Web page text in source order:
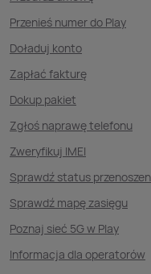
Przenieś numer do Play
Doładuj konto
Zapłać fakturę
Dokup pakiet
Zgłoś naprawę telefonu
Zweryfikuj IMEI
Sprawdź status
Sprawdź mapę zasięgu
Poznaj sieć 5G w Play
Informacja dla operatorów